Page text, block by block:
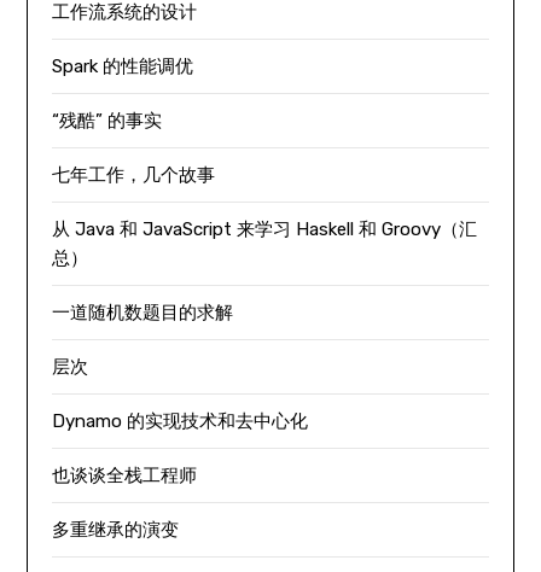
工作流系统的设计
Spark 的性能调优
“残酷” 的事实
七年工作，几个故事
从 Java 和 JavaScript 来学习 Haskell 和 Groovy（汇
总）
一道随机数题目的求解
层次
Dynamo 的实现技术和去中心化
也谈谈全栈工程师
多重继承的演变